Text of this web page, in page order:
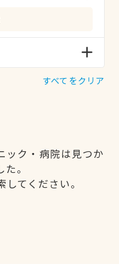
すべてをクリア
ック・病院は見つか
。
てください。